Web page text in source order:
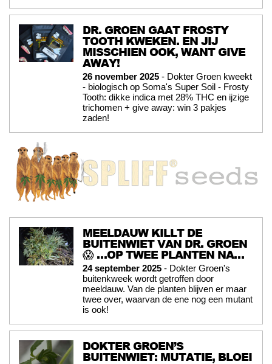
DR. GROEN GAAT FROSTY
TOOTH KWEKEN. EN JIJ
MISSCHIEN OOK, WANT GIVE
AWAY!
26 november 2025 - Dokter Groen kweekt
- biologisch op Soma's Super Soil - Frosty
Tooth: dikke indica met 28% THC en ijzige
trichomen + give away: win 3 pakjes
zaden!
MEELDAUW KILLT DE
BUITENWIET VAN DR. GROEN
😱 …OP TWEE PLANTEN NA…
24 september 2025 - Dokter Groen's
buitenkweek wordt getroffen door
meeldauw. Van de planten blijven er maar
twee over, waarvan de ene nog een mutant
is ook!
DOKTER GROEN’S
BUITENWIET: MUTATIE, BLOEI